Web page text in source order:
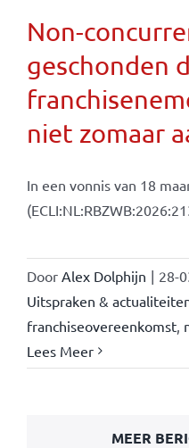
Non-
geschonden
niet zomaar
In een vonnis van 18
Door Alex Dolphijn | 28-
Uitspraken &
franchiseovereenkomst,
Lees Meer
MEER